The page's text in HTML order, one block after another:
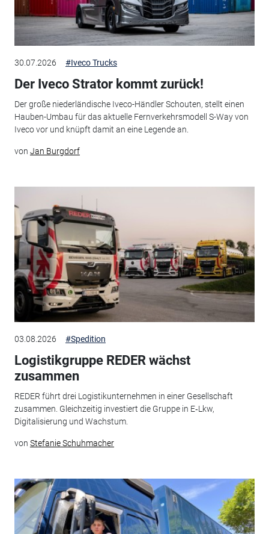
30.07.2026 #Iveco Trucks
Der Iveco Strator kommt zurück!
Der große niederländische Iveco-Händler Schouten, stellt einen
Hauben-Umbau für das aktuelle Fernverkehrsmodell S-Way von
Iveco vor und knüpft damit an eine Legende an.
von Jan Burgdorf
03.08.2026 #Spedition
Logistikgruppe REDER wächst
zusammen
REDER führt drei Logistikunternehmen in einer Gesellschaft
zusammen. Gleichzeitig investiert die Gruppe in E‑Lkw,
Digitalisierung und Wachstum.
von Stefanie Schuhmacher